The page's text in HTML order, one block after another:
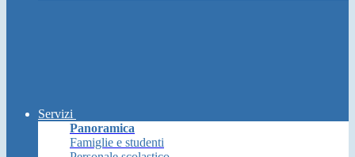
Servizi
Panoramica
Famiglie e studenti